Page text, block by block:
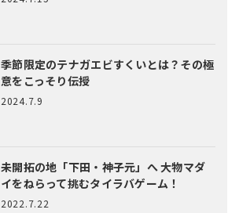
季節限定のテナガエビすくいとは？ その極
意をこっそり伝授
2024.7.9
未開拓の地「下田・神子元」へ大物マダ
イをねらって挑むタイラバゲーム！
2022.7.22